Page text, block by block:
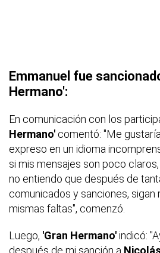
Emmanuel fue
Hermano':
En comunicación con los
Hermano' comentó: "Me
expreso en un idioma
si mis mensajes son poco
no entiendo que después de
comunicados y sanciones, sigan
mismas faltas", comenzó.
Luego, 'Gran Hermano'indicó:
después de mi sanción a Nicolás